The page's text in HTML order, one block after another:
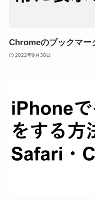
Chromeのブックマー
2022年9月30日